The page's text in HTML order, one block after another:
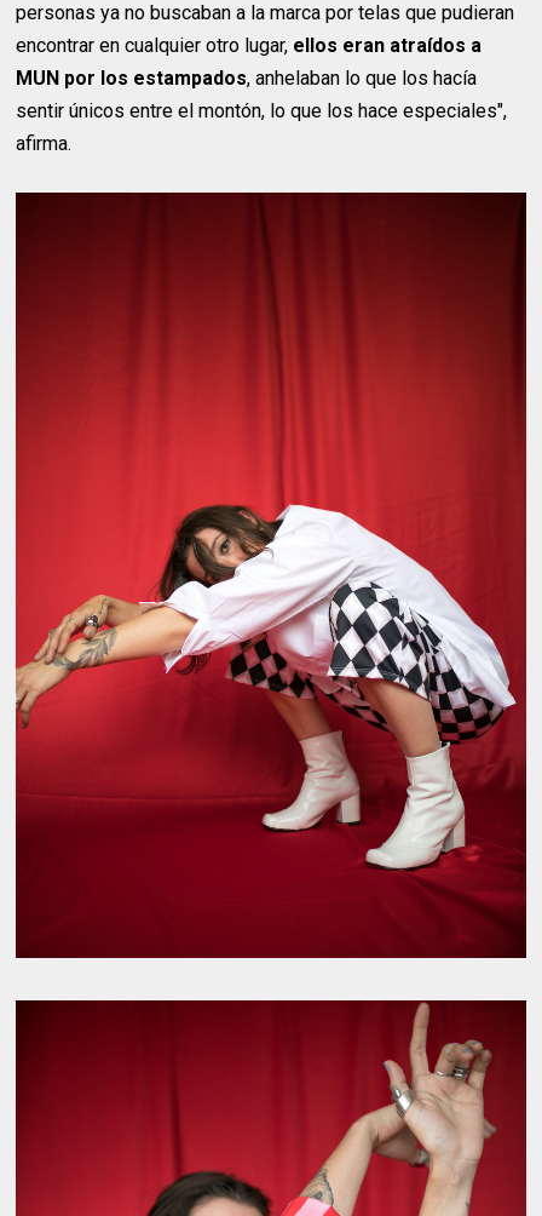
personas ya no buscaban a la marca por telas que pudieran
encontrar en cualquier otro lugar, ellos eran atraídos a
MUN por los estampados, anhelaban lo que los hacía
sentir únicos entre el montón, lo que los hace especiales",
afirma.